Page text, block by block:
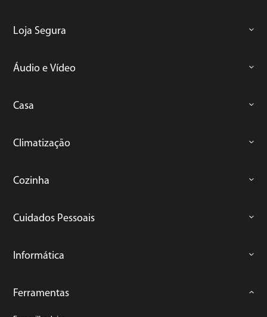
Loja Segura
Áudio e Vídeo
Casa
Climatização
Cozinha
Cuidados Pessoais
Informática
Ferramentas